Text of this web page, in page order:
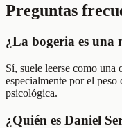
Preguntas
¿La bogeria es una
Sí, suele leerse como una
especialmente por el
psicológica.
¿Quién es Daniel